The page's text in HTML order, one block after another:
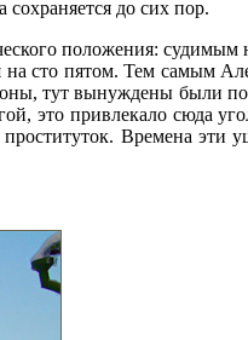
до сих пор.
положения: судимым
на сто пятом. Тем самым
тут вынуждены были
это привлекало сюда
Времена эти